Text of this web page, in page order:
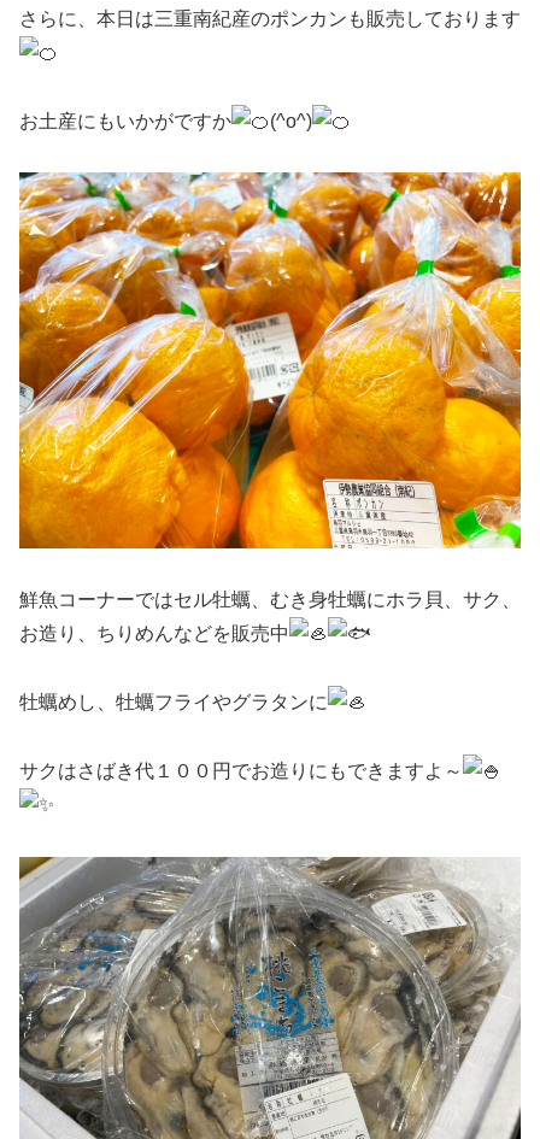
さらに、本日は三重南紀産のポンカンも販売しております
お土産にもいかがですか (^o^)
鮮魚コーナーではセル牡蠣、むき身牡蠣にホラ貝、サク、
お造り、ちりめんなどを販売中
牡蠣めし、牡蠣フライやグラタンに
サクはさばき代１００円でお造りにもできますよ～